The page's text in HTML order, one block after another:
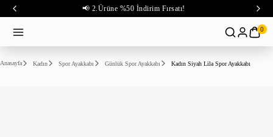
📢 2.Ürüne %50 İndirim Fırsatı!
0
Anasayfa Kadın Spor Ayakkabı Günlük Spor Ayakkabı Kadın Siyah Lila Spor Ayakkabı